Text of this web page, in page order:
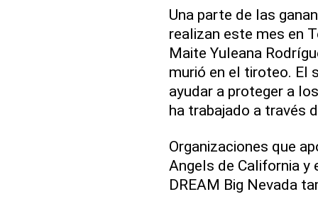
Una parte de las
realizan este mes en
Maite Yuleana
murió en el tiroteo. El
ayudar a proteger a
ha trabajado a través
Organizaciones que
Angels de California y
DREAM Big Nevada